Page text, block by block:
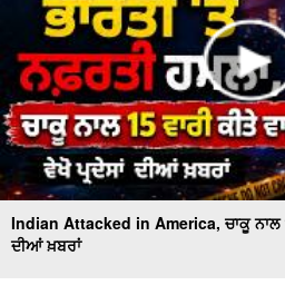
Indian Attacked in America, ਚਾਕੂ ਨਾਲ
ਦੀਆਂ ਖ਼ਬਰਾਂ